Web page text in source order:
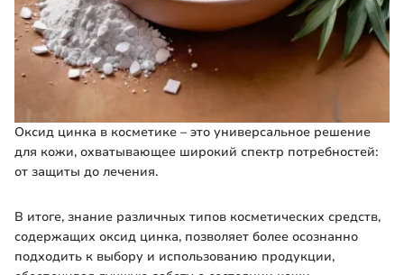
Оксид цинка в косметике – это универсальное решение
для кожи, охватывающее широкий спектр потребностей:
от защиты до лечения.
В итоге, знание различных типов косметических средств,
содержащих оксид цинка, позволяет более осознанно
подходить к выбору и использованию продукции,